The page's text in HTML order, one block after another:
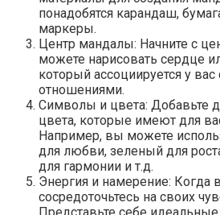
понадобятся карандаш,
маркеры.
Центр мандалы: Начните с
можете нарисовать сердце
который ассоциируется у
отношениями.
Символы и цвета: Добавьте
цвета, которые имеют для
Например, вы можете
для любви, зеленый для
для гармонии и т.д.
Энергия и намерение: Когда
сосредоточьтесь на своих